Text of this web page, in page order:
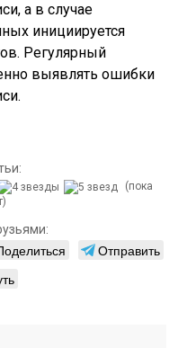
а в случае
инициируется
Регулярный
выявлять ошибки
(пока
Отправить